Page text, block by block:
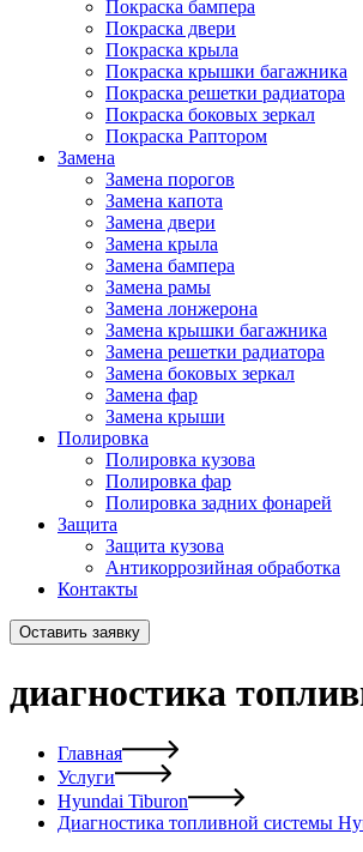
Покраска бампера
Покраска двери
Покраска крыла
Покраска крышки багажника
Покраска решетки радиатора
Покраска боковых зеркал
Покраска Раптором
Замена
Замена порогов
Замена капота
Замена двери
Замена крыла
Замена бампера
Замена рамы
Замена лонжерона
Замена крышки багажника
Замена решетки радиатора
Замена боковых зеркал
Замена фар
Замена крыши
Полировка
Полировка кузова
Полировка фар
Полировка задних фонарей
Защита
Защита кузова
Антикоррозийная обработка
Контакты
Оставить заявку
диагностика
Главная
Услуги
Hyundai Tiburon
Диагностика топливной системы